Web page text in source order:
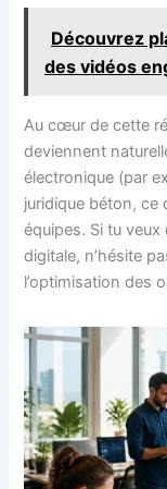
Découvrez
des vidéos
Au cœur de cette
deviennent
électronique (par
juridique béton, ce
équipes. Si tu
digitale, n’hésite
l’optimisation des